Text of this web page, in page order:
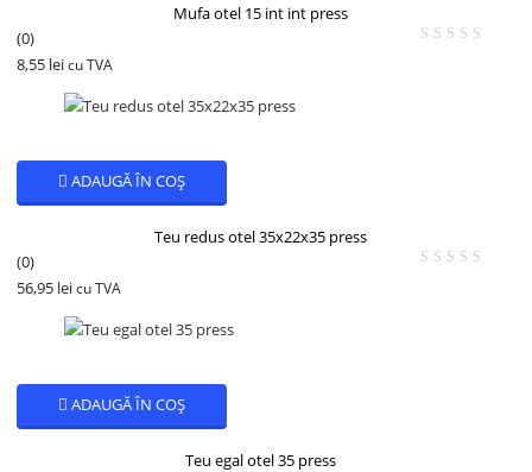
Mufa otel 15 int int press
(0)
8,55 lei cu TVA
ADAUGĂ ÎN COȘ
Teu redus otel 35x22x35 press
(0)
56,95 lei cu TVA
ADAUGĂ ÎN COȘ
Teu egal otel 35 press